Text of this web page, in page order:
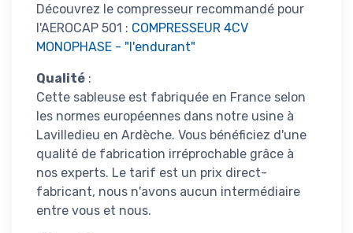
Découvrez le compresseur recommandé pour
l'AEROCAP 501 : COMPRESSEUR 4CV
MONOPHASE - "l'endurant"
Qualité :
Cette sableuse est fabriquée en France selon
les normes européennes dans notre usine à
Lavilledieu en Ardèche. Vous bénéficiez d'une
qualité de fabrication irréprochable grâce à
nos experts. Le tarif est un prix direct-
fabricant, nous n'avons aucun intermédiaire
entre vous et nous.